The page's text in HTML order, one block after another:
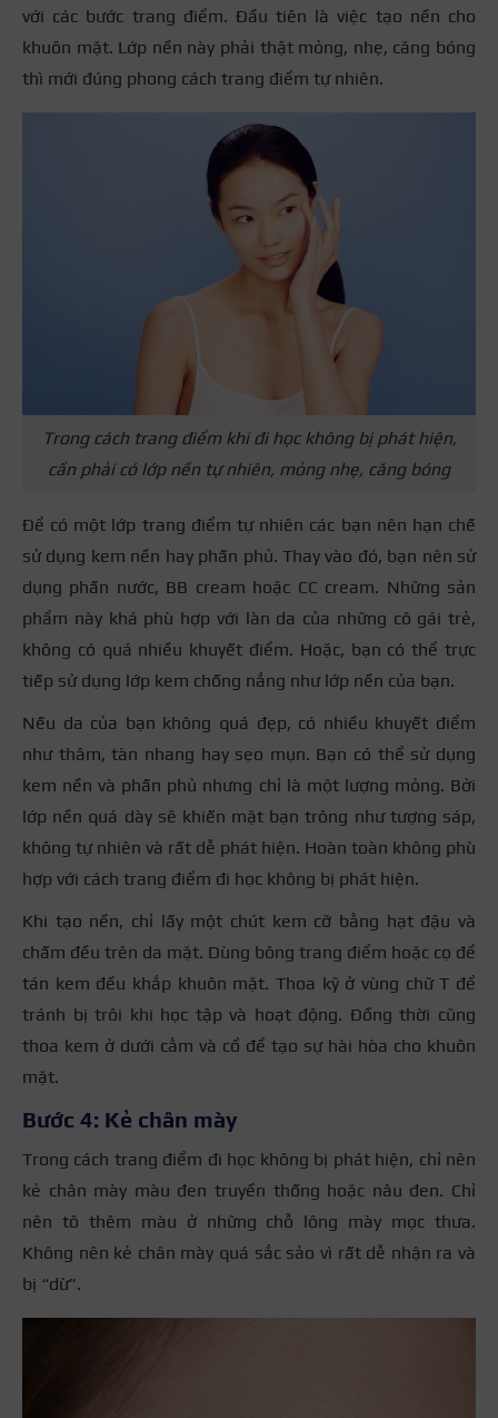
với các bước trang điểm. Đầu tiên là việc tạo nền cho
khuôn mặt. Lớp nền này phải thật mỏng, nhẹ, căng bóng
thì mới đúng phong cách trang điểm tự nhiên.
Trong cách trang điểm khi đi học không bị phát hiện,
cần phải có lớp nền tự nhiên, mỏng nhẹ, căng bóng
Để có một lớp trang điểm tự nhiên các bạn nên hạn chế
sử dụng kem nền hay phấn phủ. Thay vào đó, bạn nên sử
dụng phấn nước, BB cream hoặc CC cream. Những sản
phẩm này khá phù hợp với làn da của những cô gái trẻ,
không có quá nhiều khuyết điểm. Hoặc, bạn có thể trực
tiếp sử dụng lớp kem chống nắng như lớp nền của bạn.
Nếu da của bạn không quá đẹp, có nhiều khuyết điểm
như thâm, tàn nhang hay sẹo mụn. Bạn có thể sử dụng
kem nền và phấn phủ nhưng chỉ là một lượng mỏng. Bởi
lớp nền quá dày sẽ khiến mặt bạn trông như tượng sáp,
không tự nhiên và rất dễ phát hiện. Hoàn toàn không phù
hợp với cách trang điểm đi học không bị phát hiện.
Khi tạo nền, chỉ lấy một chút kem cỡ bằng hạt đậu và
chấm đều trên da mặt. Dùng bông trang điểm hoặc cọ để
tán kem đều khắp khuôn mặt. Thoa kỹ ở vùng chữ T để
tránh bị trôi khi học tập và hoạt động. Đồng thời cũng
thoa kem ở dưới cằm và cổ để tạo sự hài hòa cho khuôn
mặt.
Bước 4: Kẻ chân mày
Trong cách trang điểm đi học không bị phát hiện, chỉ nên
kẻ chân mày màu đen truyền thống hoặc nâu đen. Chỉ
nên tô thêm màu ở những chỗ lông mày mọc thưa.
Không nên kẻ chân mày quá sắc sảo vì rất dễ nhận ra và
bị “dừ”.